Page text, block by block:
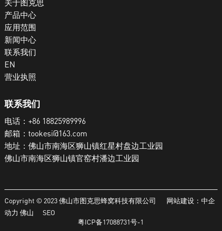
关于图克思
产品中心
应用范围
新闻中心
联系我们
EN
营业执照
联系我们
电话： +86 18825989996
邮箱： tookesi@163.com
地址：佛山市南海区狮山镇红星村盘边工业园
佛山市南海区狮山镇官窑村潘边工业园
Copyright © 2023 佛山市图克思蜂窝科技有限公司 网站建设： 中企
动力 佛山
SEO
粤ICP备17088731号-1